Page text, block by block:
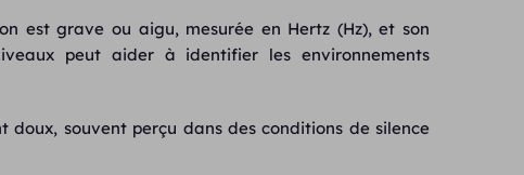
est grave ou aigu, mesurée en Hertz (Hz), et son
peut aider à identifier les environnements
doux, souvent perçu dans des conditions de silence